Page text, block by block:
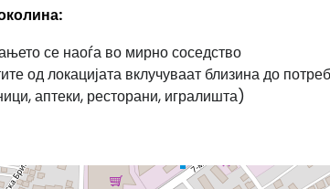
се наоѓа во мирно соседство
од локацијата вклучуваат близина до
аптеки, ресторани, игралишта)